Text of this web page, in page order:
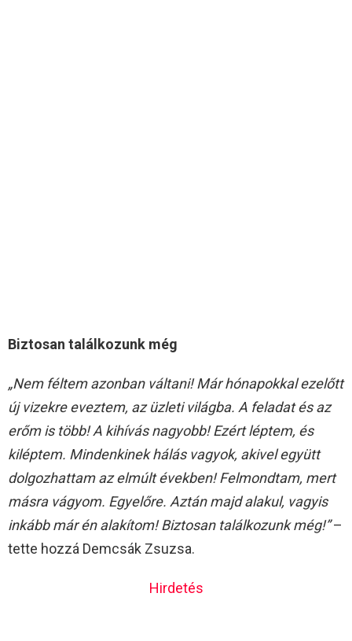
Biztosan találkozunk még
„Nem féltem azonban váltani! Már hónapokkal ezelőtt
új vizekre eveztem, az üzleti világba. A feladat és az
erőm is több! A kihívás nagyobb! Ezért léptem, és
kiléptem. Mindenkinek hálás vagyok, akivel együtt
dolgozhattam az elmúlt években! Felmondtam, mert
másra vágyom. Egyelőre. Aztán majd alakul, vagyis
inkább már én alakítom! Biztosan találkozunk még!”–
tette hozzá Demcsák Zsuzsa.
Hirdetés